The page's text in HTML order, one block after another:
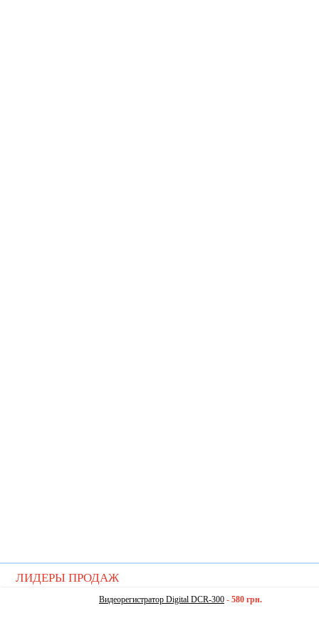
ЛИДЕРЫ ПРОДАЖ
Видеорегистратор Digital DCR-300 - 580 грн.